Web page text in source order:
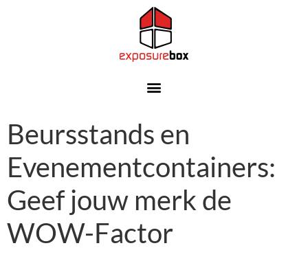
Beursstands en
Evenementcontainers:
Geef jouw merk de
WOW-Factor